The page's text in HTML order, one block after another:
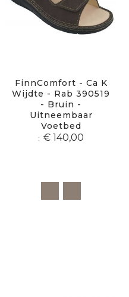
FinnComfort - Ca K
Wijdte - Rab 390519
- Bruin -
Uitneembaar
Voetbed
€ 140,00